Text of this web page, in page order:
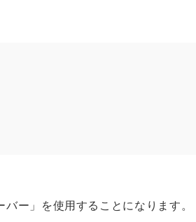
ー」を使用することになります。